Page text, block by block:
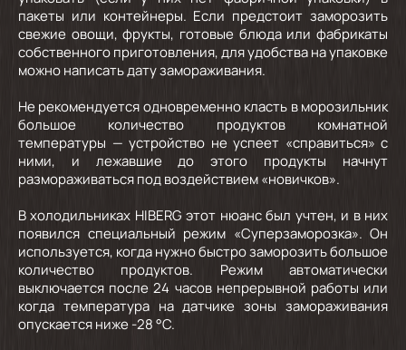
пакеты или контейнеры. Если предстоит заморозить
свежие овощи, фрукты, готовые блюда или фабрикаты
собственного приготовления, для удобства на упаковке
можно написать дату замораживания.
Не рекомендуется одновременно класть в морозильник
большое количество продуктов комнатной
температуры — устройство не успеет «справиться» с
ними, и лежавшие до этого продукты начнут
размораживаться под воздействием «новичков».
В холодильниках HIBERG этот нюанс был учтен, и в них
появился специальный режим «Суперзаморозка». Он
используется, когда нужно быстро заморозить большое
количество продуктов. Режим автоматически
выключается после 24 часов непрерывной работы или
когда температура на датчике зоны замораживания
опускается ниже -28 °C.